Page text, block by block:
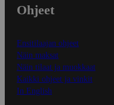
Ohjeet
Ensitilaajan ohjeet
Näin maksat
Näin tilaat ja muokkaat
Kaikki ohjeet ja vinkit
In English